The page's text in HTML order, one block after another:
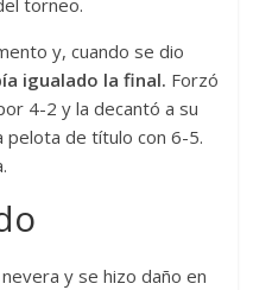
torneo.
y, cuando se dio
igualado la final. Forzó
4-2 y la decantó a su
pelota de título con 6-5.
y se hizo daño en